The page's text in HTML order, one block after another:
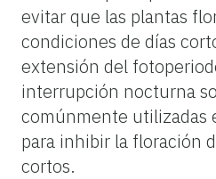
evitar que las plantas
condiciones de días
extensión del
interrupción nocturna
comúnmente utilizadas
para inhibir la floración
cortos.